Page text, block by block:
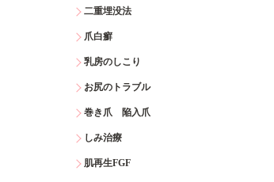
二重埋没法
爪白癬
乳房のしこり
お尻のトラブル
巻き爪 陥入爪
しみ治療
肌再生FGF